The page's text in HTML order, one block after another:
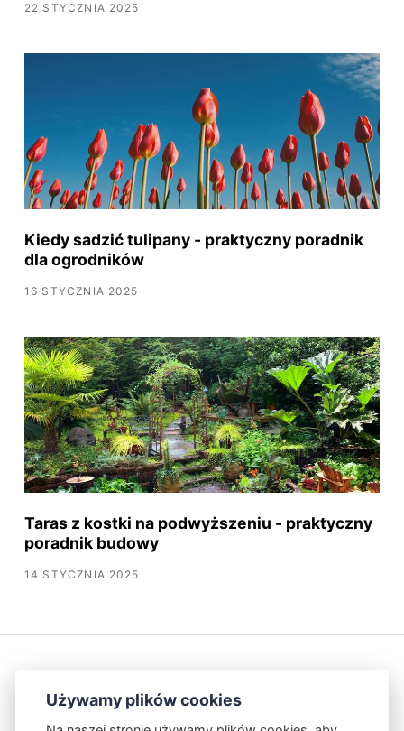
22 STYCZNIA 2025
Kiedy sadzić tulipany - praktyczny poradnik
dla ogrodników
16 STYCZNIA 2025
Taras z kostki na podwyższeniu - praktyczny
poradnik budowy
14 STYCZNIA 2025
Używamy plików cookies